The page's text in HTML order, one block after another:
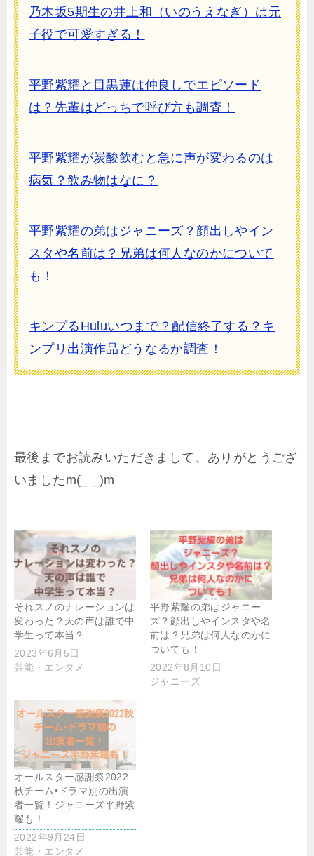
乃木坂5期生の井上和（いのうえなぎ）は元
子役で可愛すぎる！
平野紫耀と目黒蓮は仲良しでエピソード
は？先輩はどっちで呼び方も調査！
平野紫耀が炭酸飲むと急に声が変わるのは
病気？飲み物はなに？
平野紫耀の弟はジャニーズ？顔出しやイン
スタや名前は？兄弟は何人なのかについて
も！
キンプるHuluいつまで？配信終了する？キ
ンプリ出演作品どうなるか調査！
最後までお読みいただきまして、ありがとうござ
いましたm(_ _)m
それスノのナレーションは
変わった？天の声は誰で中
学生って本当？
2023年6月5日
芸能・エンタメ
平野紫耀の弟はジャニー
ズ？顔出しやインスタや名
前は？兄弟は何人なのかに
ついても！
2022年8月10日
ジャニーズ
オールスター感謝祭2022
秋チーム•ドラマ別の出演
者一覧！ジャニーズ平野紫
耀も！
2022年9月24日
芸能・エンタメ